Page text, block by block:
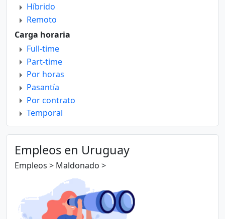
Diseño
Educación, Docencia e Investigación
Enfermería
Gastronomía y Turismo
Gerencia y Dirección General
Ingeniería Civil y Construcción
Ingenierías
Legales
Marketing y Publicidad
Naviero, Maritimo, Portuario
Oficios y Otros
Producción y Manufactura
Recursos Humanos y Capacitación
Salud, Medicina y Farmacia
Secretarias y Recepción
Seguros
Híbrido
Remoto
Carga horaria
Full-time
Part-time
Por horas
Pasantía
Por contrato
Temporal
Nocturno
Voluntario
Empleos en Uruguay
Empleos > Maldonado >